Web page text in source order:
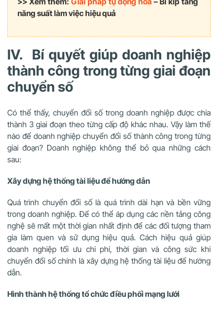
năng suất làm việc hiệu quả
IV. Bí quyết giúp doanh nghiệp
thành công trong từng giai đoạn
chuyển số
Có thể thấy, chuyển đổi số trong doanh nghiệp được chia
thành 3 giai đoạn theo từng cấp độ khác nhau. Vậy làm thế
nào để doanh nghiệp chuyển đổi số thành công trong từng
giai đoạn? Doanh nghiệp không thể bỏ qua những cách
sau:
Xây dựng hệ thống tài liệu để hướng dẫn
Quá trình chuyển đổi số là quá trình dài hạn và bền vững
trong doanh nghiệp. Để có thể áp dụng các nền tảng công
nghệ sẽ mất một thời gian nhất định để các đối tượng tham
gia làm quen và sử dụng hiệu quả. Cách hiệu quả giúp
doanh nghiệp tối ưu chi phí, thời gian và công sức khi
chuyển đổi số chính là xây dựng hệ thống tài liệu để hướng
dẫn.
Hình thành hệ thống tổ chức điều phối mạng lưới